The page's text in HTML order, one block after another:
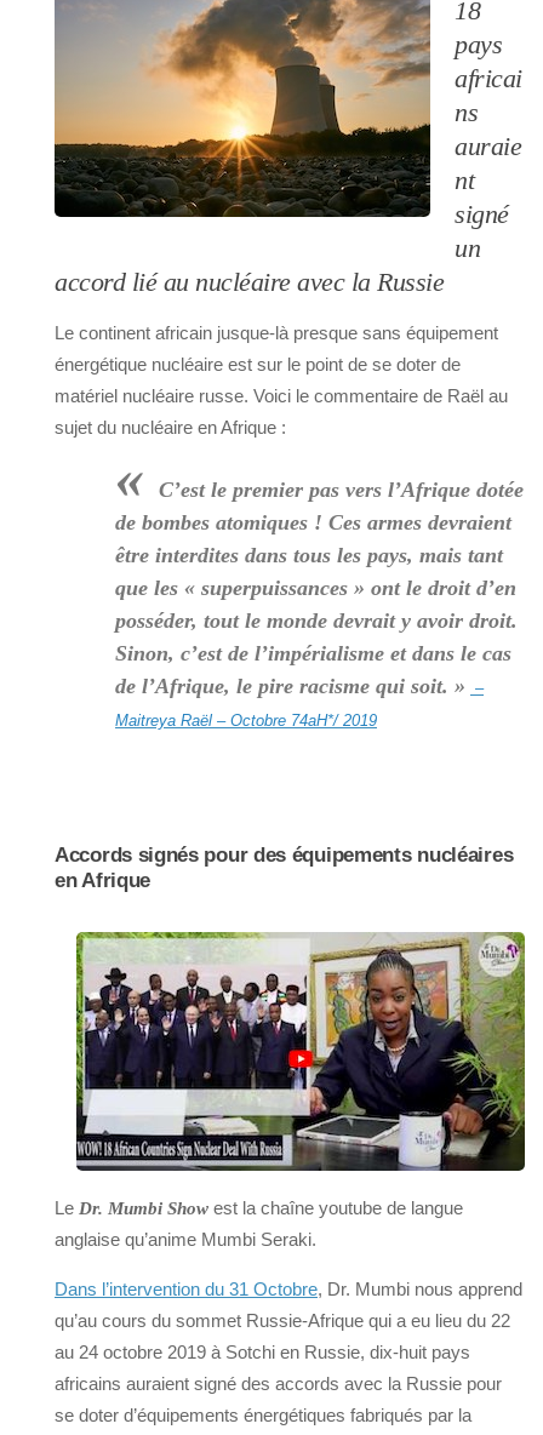
18
pays
africai
ns
auraie
nt
signé
un
accord lié au nucléaire avec la Russie
Le continent africain jusque-là presque sans équipement
énergétique nucléaire est sur le point de se doter de
matériel nucléaire russe. Voici le commentaire de Raël au
sujet du nucléaire en Afrique :
«
C’est le premier pas vers l’Afrique dotée
de bombes atomiques ! Ces armes devraient
être interdites dans tous les pays, mais tant
que les « superpuissances » ont le droit d’en
posséder, tout le monde devrait y avoir droit.
Sinon, c’est de l’impérialisme et dans le cas
de l’Afrique, le pire racisme qui soit. » –
Maitreya Raël – Octobre 74aH*/ 2019
Accords signés pour des équipements nucléaires
en Afrique
Le Dr. Mumbi Show est la chaîne youtube de langue
anglaise qu’anime Mumbi Seraki.
Dans l’intervention du 31 Octobre, Dr. Mumbi nous apprend
qu’au cours du sommet Russie-Afrique qui a eu lieu du 22
au 24 octobre 2019 à Sotchi en Russie, dix-huit pays
africains auraient signé des accords avec la Russie pour
se doter d’équipements énergétiques fabriqués par la